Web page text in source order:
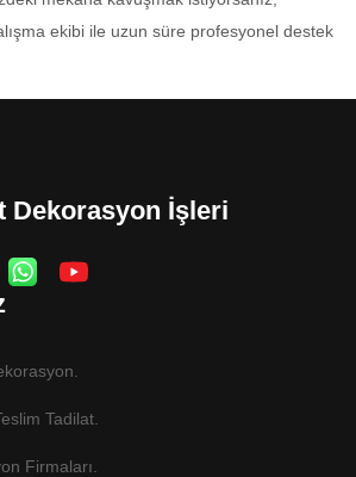
ekibi ile uzun süre profesyonel destek
Dekorasyon İşleri
Tadilat.
Firmaları.